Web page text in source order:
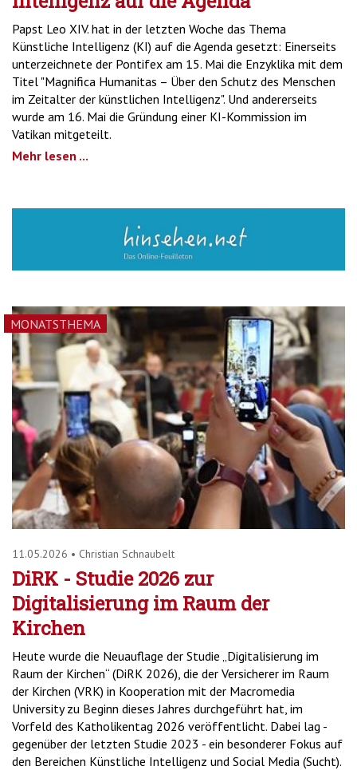
Papst Leo XIV. hat in der letzten Woche das Thema
Künstliche Intelligenz (KI) auf die Agenda gesetzt: Einerseits
unterzeichnete der Pontifex am 15. Mai die Enzyklika mit dem
Titel "Magnifica Humanitas – Über den Schutz des Menschen
im Zeitalter der künstlichen Intelligenz". Und andererseits
wurde am 16. Mai die Gründung einer KI-Kommission im
Vatikan mitgeteilt.
Mehr lesen ...
MONATSTHEMA
11.05.2026 • Christian Schnaubelt
DiRK - Studie 2026 zur
Digitalisierung im Raum der
Kirchen
Heute wurde die Neuauflage der Studie „Digitalisierung im
Raum der Kirchen“ (DiRK 2026), die der Versicherer im Raum
der Kirchen (VRK) in Kooperation mit der Macromedia
University zu Beginn dieses Jahres durchgeführt hat, im
Vorfeld des Katholikentag 2026 veröffentlicht. Dabei lag -
gegenüber der letzten Studie 2023 - ein besonderer Fokus auf
den Bereichen Künstliche Intelligenz und Social Media (Sucht).